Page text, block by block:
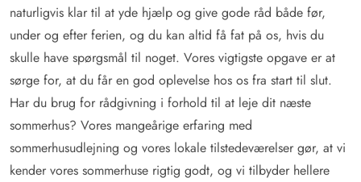
naturligvis klar til at yde hjælp og give gode råd både før,
under og efter ferien, og du kan altid få fat på os, hvis du
skulle have spørgsmål til noget. Vores vigtigste opgave er at
sørge for, at du får en god oplevelse hos os fra start til slut.
Har du brug for rådgivning i forhold til at leje dit næste
sommerhus? Vores mangeårige erfaring med
sommerhusudlejning og vores lokale tilstedeværelser gør, at vi
kender vores sommerhuse rigtig godt, og vi tilbyder hellere